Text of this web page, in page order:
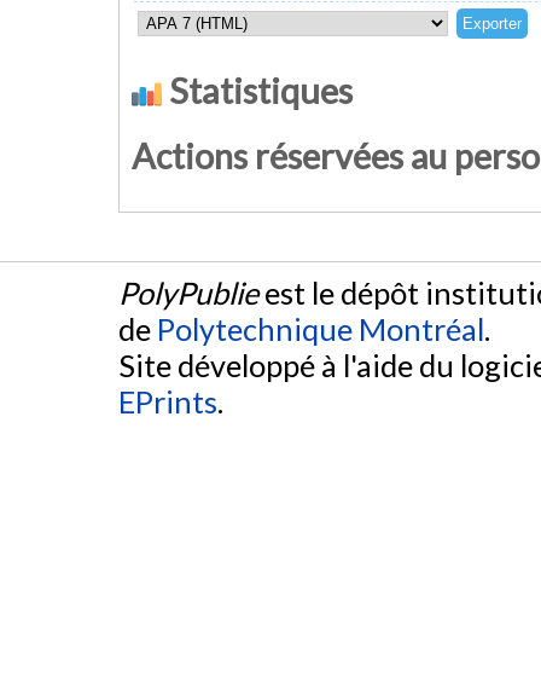
Statistiques
Actions réservées au
PolyPublieest le dépôt
de Polytechnique Montréal.
Site développé à l'aide du
EPrints.